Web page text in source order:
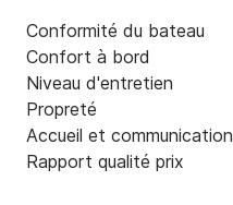
Conformité du bateau
Confort à bord
Niveau d'entretien
Propreté
Accueil et communication
Rapport qualité prix